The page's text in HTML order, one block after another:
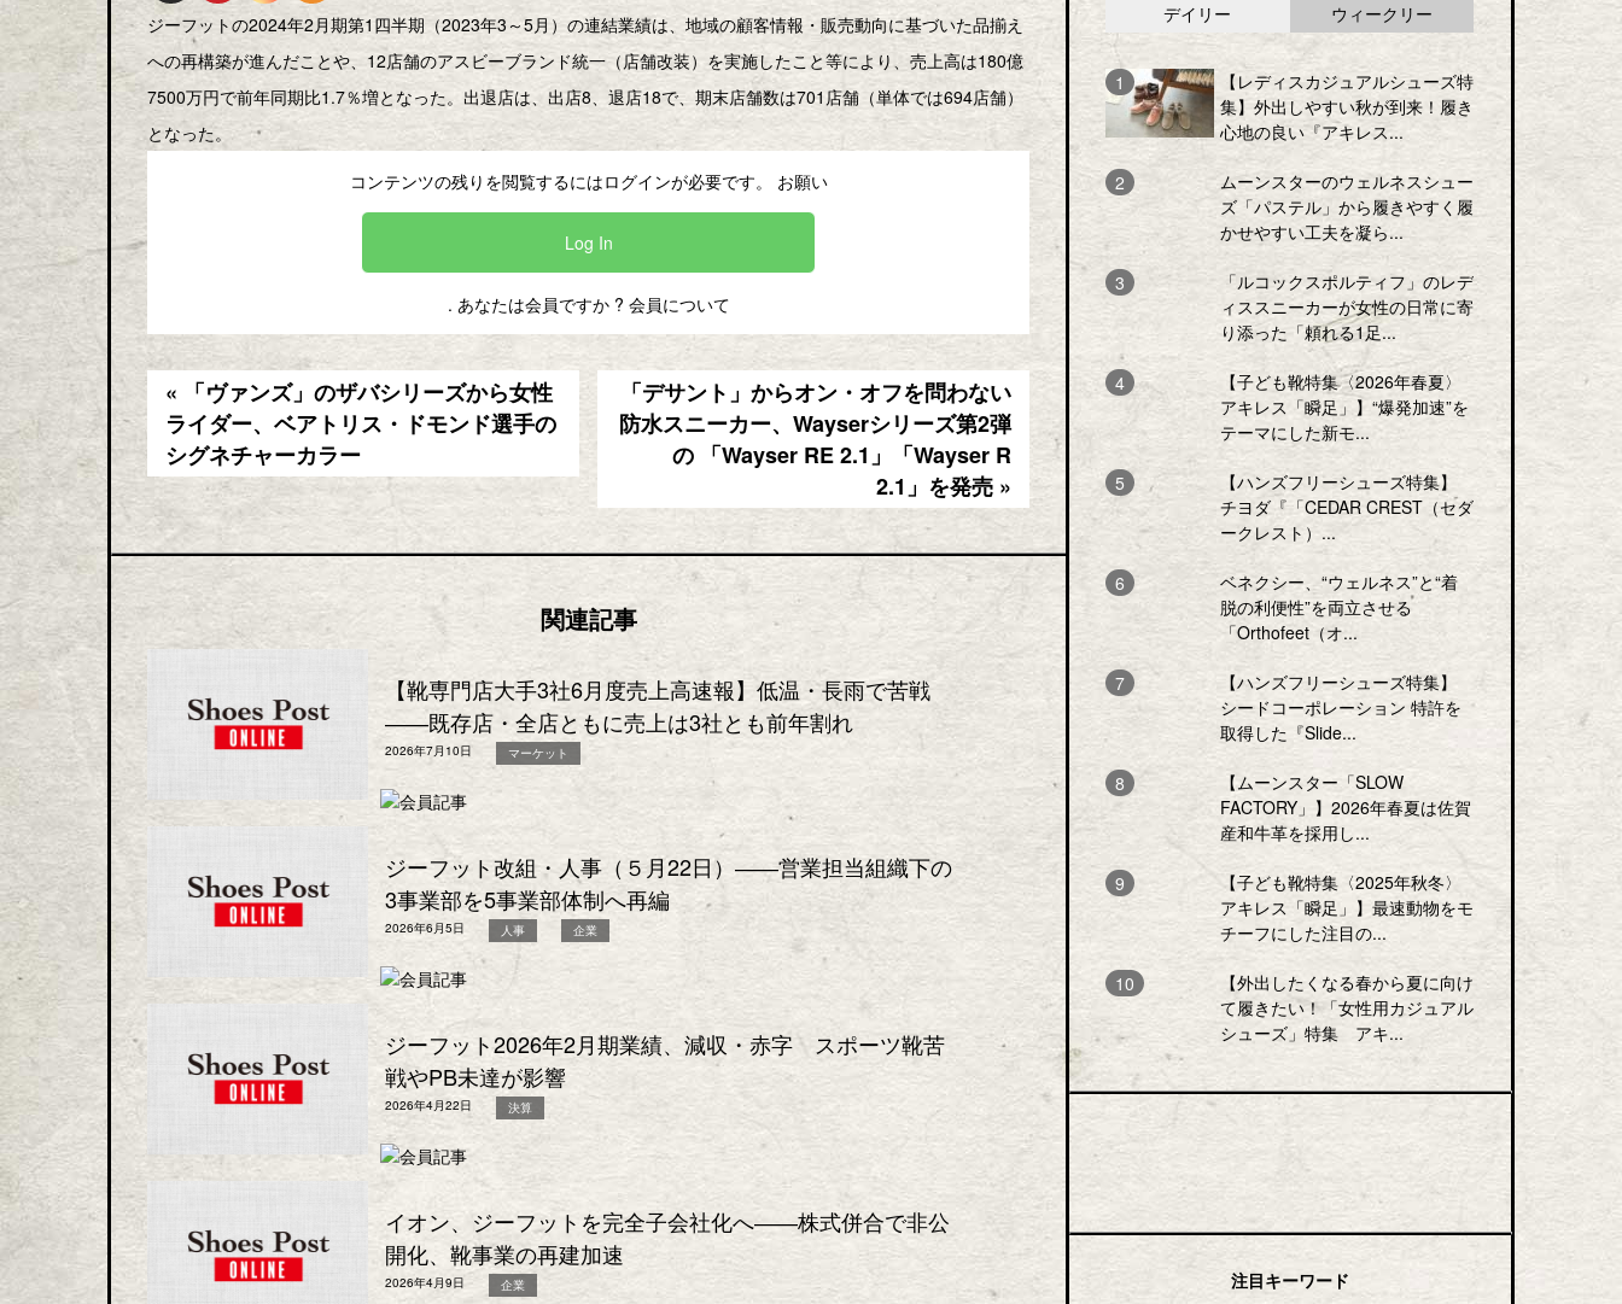
ジーフットの2024年2月期第1四半期（2023年3～5月）の連結業績は、地域の顧客情報・販売動向に基づいた品揃え
への再構築が進んだことや、12店舗のアスビーブランド統一（店舗改装）を実施したこと等により、売上高は180億
7500万円で前年同期比1.7％増となった。出退店は、出店8、退店18で、期末店舗数は701店舗（単体では694店舗）
となった。
コンテンツの残りを閲覧するにはログインが必要です。 お願い
Log In
. あなたは会員ですか ? 会員について
« 「ヴァンズ」のザバシリーズから女性
ライダー、ベアトリス・ドモンド選手の
シグネチャーカラー
「デサント」からオン・オフを問わない
防水スニーカー、Wayserシリーズ第2弾
の 「Wayser RE 2.1」「Wayser R
2.1」を発売 »
関連記事
【靴専門店大手3社6月度売上高速報】低温・長雨で苦戦
――既存店・全店ともに売上は3社とも前年割れ
2026年7月10日 マーケット
ジーフット改組・人事（５月22日）――営業担当組織下の
3事業部を5事業部体制へ再編
2026年6月5日 人事 企業
ジーフット2026年2月期業績、減収・赤字 スポーツ靴苦
戦やPB未達が影響
2026年4月22日 決算
イオン、ジーフットを完全子会社化へ――株式併合で非公
開化、靴事業の再建加速
2026年4月9日 企業
デイリー ウィークリー
【レディスカジュアルシューズ特
集】外出しやすい秋が到来！履き
心地の良い『アキレス...
ムーンスターのウェルネスシュー
ズ「パステル」から履きやすく履
かせやすい工夫を凝ら...
「ルコックスポルティフ」のレデ
ィススニーカーが女性の日常に寄
り添った「頼れる1足...
【子ども靴特集〈2026年春夏〉
アキレス「瞬足」】“爆発加速”を
テーマにした新モ...
【ハンズフリーシューズ特集】
チヨダ『「CEDAR CREST（セダ
ークレスト）...
ベネクシー、“ウェルネス”と“着
脱の利便性”を両立させる
「Orthofeet（オ...
【ハンズフリーシューズ特集】
シードコーポレーション 特許を
取得した『Slide...
【ムーンスター「SLOW
FACTORY」】2026年春夏は佐賀
産和牛革を採用し...
【子ども靴特集〈2025年秋冬〉
アキレス「瞬足」】最速動物をモ
チーフにした注目の...
【外出したくなる春から夏に向け
て履きたい！「女性用カジュアル
シューズ」特集 アキ...
注目キーワード